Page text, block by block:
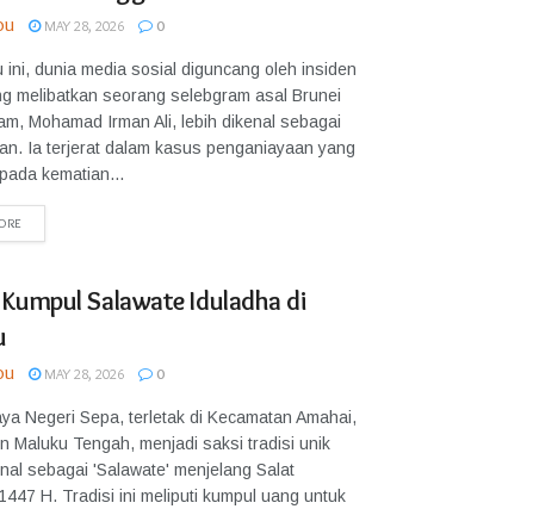
MAY 28, 2026 0
ini, dunia media sosial diguncang oleh insiden
melibatkan seorang selebgram asal Brunei
Mohamad Irman Ali, lebih dikenal sebagai
Ia terjerat dalam kasus penganiayaan yang
kematian...
Salawate Iduladha di
MAY 28, 2026 0
Negeri Sepa, terletak di Kecamatan Amahai,
Maluku Tengah, menjadi saksi tradisi unik
sebagai 'Salawate' menjelang Salat
H. Tradisi ini meliputi kumpul uang untuk